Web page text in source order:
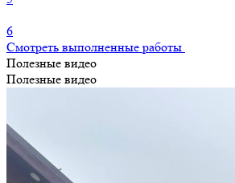
6
Смотреть выполненные работы
Полезные видео
Полезные видео